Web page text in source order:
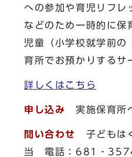
への参加や育児リフレ
などのため一時的に保
児童（小学校就学前の
育所でお預かりするサ
詳しくはこちら
申し込み 実施保育所
問い合わせ
子どもは
当 電話：